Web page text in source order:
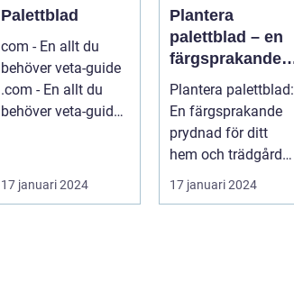
Palettblad
com - En allt du
behöver veta-guide
.com - En allt du
behöver veta-guide
17 januari 2024
Plantera
palettblad – en
färgsprakande
prydnad för ditt
hem och
trädgård
Plantera palettblad:
En färgsprakande
prydnad för ditt
hem och trädgård
Inledning Palettblad
är en ...
17 januari 2024